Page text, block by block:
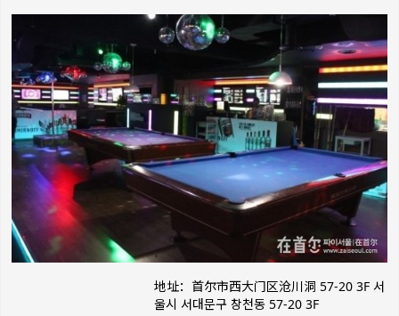
地址：首尔市西大门区沧川洞 57-20 3F 서
울시 서대문구 창천동 57-20 3F